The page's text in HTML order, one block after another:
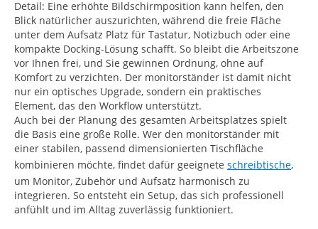
Detail: Eine erhöhte Bildschirmposition kann helfen, den
Blick natürlicher auszurichten, während die freie Fläche
unter dem Aufsatz Platz für Tastatur, Notizbuch oder eine
kompakte Docking-Lösung schafft. So bleibt die Arbeitszone
vor Ihnen frei, und Sie gewinnen Ordnung, ohne auf
Komfort zu verzichten. Der monitorständer ist damit nicht
nur ein optisches Upgrade, sondern ein praktisches
Element, das den Workflow unterstützt.
Auch bei der Planung des gesamten Arbeitsplatzes spielt
die Basis eine große Rolle. Wer den monitorständer mit
einer stabilen, passend dimensionierten Tischfläche
kombinieren möchte, findet dafür geeignete schreibtische,
um Monitor, Zubehör und Aufsatz harmonisch zu
integrieren. So entsteht ein Setup, das sich professionell
anfühlt und im Alltag zuverlässig funktioniert.